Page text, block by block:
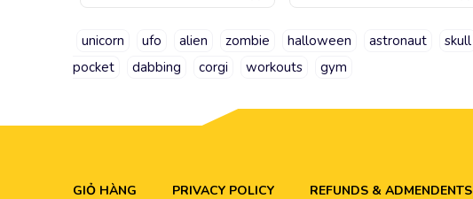
unicorn ufo alien zombie halloween astronaut skull
pocket
dabbing corgi workouts gym
GIỎ HÀNG PRIVACY POLICY REFUNDS & ADMENDENTS